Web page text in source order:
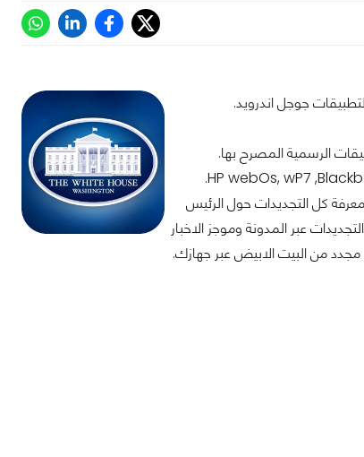
جوجل اندرويد.
الرسمية المصرح بها.
كل التجديدات حول الرئيس
عبر المدونة وموجز الاخبار
مجدد من البيت الابيض عبر جهازك.